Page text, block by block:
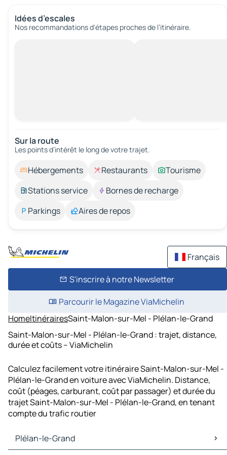
Idées d’escales
Nos recommandations d'étapes proches de l’itinéraire.
Sur la route
Les points d’intérêt le long de votre trajet.
Hébergements Restaurants
Tourisme
Stations service
Bornes de recharge
Parkings
Aires de repos
Français
S'inscrire à notre Newsletter
Parcourir le Magazine ViaMichelin
HomeItinérairesSaint-Malon-sur-Mel - Plélan-le-Grand
Saint-Malon-sur-Mel - Plélan-le-Grand : trajet, distance,
durée et coûts – ViaMichelin
Calculez facilement votre itinéraire Saint-Malon-sur-Mel -
Plélan-le-Grand en voiture avec ViaMichelin. Distance,
coût (péages, carburant, coût par passager) et durée du
trajet Saint-Malon-sur-Mel - Plélan-le-Grand, en tenant
compte du trafic routier
Plélan-le-Grand